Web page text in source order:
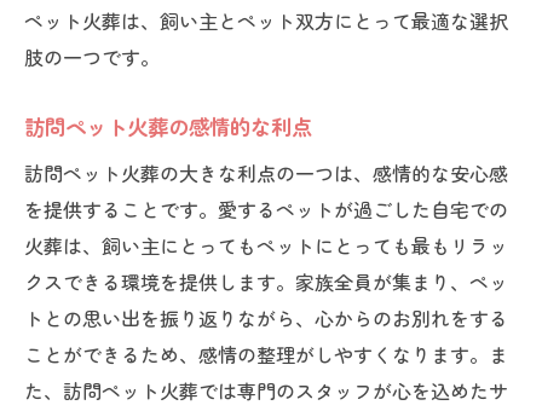
ペット火葬は、飼い主とペット双方にとって最適な選択
肢の一つです。
訪問ペット火葬の感情的な利点
訪問ペット火葬の大きな利点の一つは、感情的な安心感
を提供することです。愛するペットが過ごした自宅での
火葬は、飼い主にとってもペットにとっても最もリラッ
クスできる環境を提供します。家族全員が集まり、ペッ
トとの思い出を振り返りながら、心からのお別れをする
ことができるため、感情の整理がしやすくなります。ま
た、訪問ペット火葬では専門のスタッフが心を込めたサ